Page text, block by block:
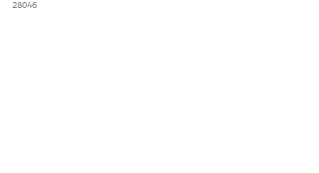
28046